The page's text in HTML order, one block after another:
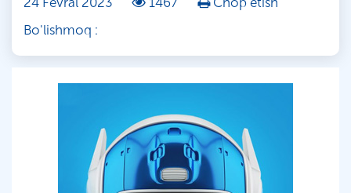
Bo'lishmoq :